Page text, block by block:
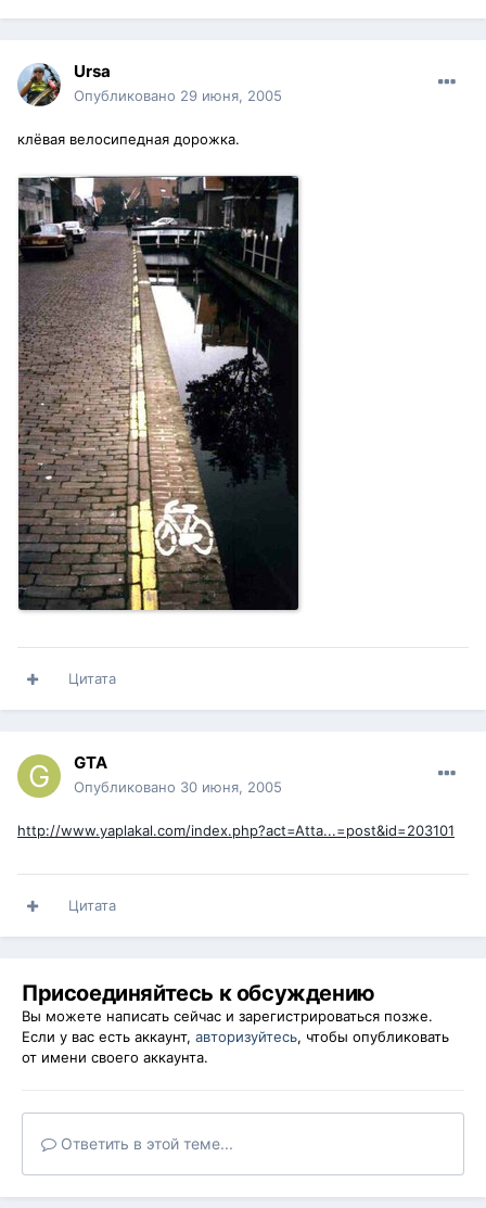
Ursa
Опубликовано 29 июня, 2005
клёвая велосипедная дорожка.
Цитата
GTA
Опубликовано 30 июня, 2005
http://www.yaplakal.com/index.php?act=Atta...=post&id=203101
Цитата
Присоединяйтесь к обсуждению
Вы можете написать сейчас и зарегистрироваться позже.
Если у вас есть аккаунт, авторизуйтесь, чтобы опубликовать
от имени своего аккаунта.
Ответить в этой теме...